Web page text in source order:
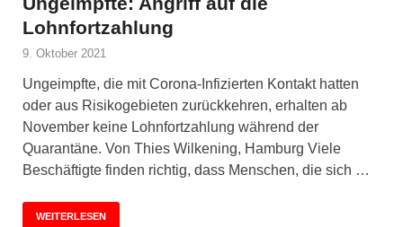
Lohnfortzahlung
9. Oktober 2021
Ungeimpfte, die mit Corona-Infizierten Kontakt hatten
oder aus Risikogebieten zurückkehren, erhalten ab
November keine Lohnfortzahlung während der
Quarantäne. Von Thies Wilkening, Hamburg Viele
Beschäftigte finden richtig, dass Menschen, die sich …
WEITERLESEN